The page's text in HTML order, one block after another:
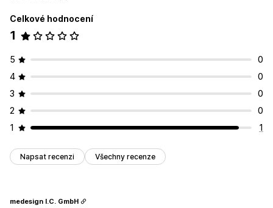
Optimalizace motivů
Sledování výkonu
Celkové hodnocení
1
5
0
4
0
3
0
2
0
1
1
Napsat recenzi Všechny recenze
medesign I.C. GmbH